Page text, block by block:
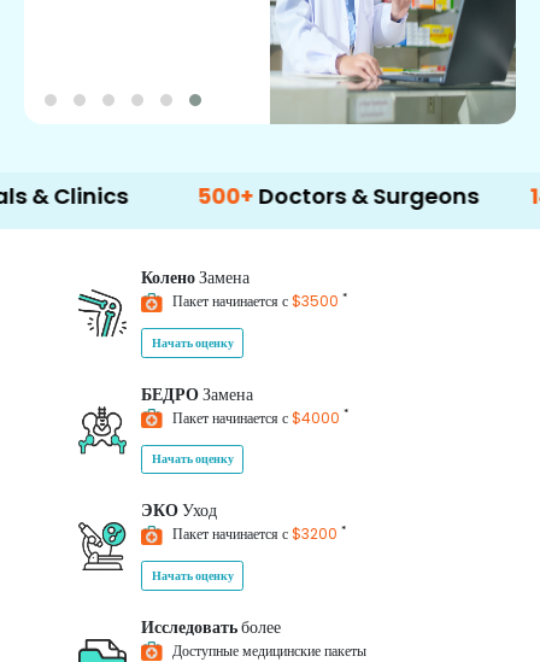
500+ Doctors & Surgeons 14+
КоленоЗамена
Пакет начинается с$3500 *
Начать оценку
БЕДРОЗамена
Пакет начинается с$4000 *
Начать оценку
ЭКОУход
Пакет начинается с$3200 *
Начать оценку
Исследоватьболее
Доступные медицинские пакеты